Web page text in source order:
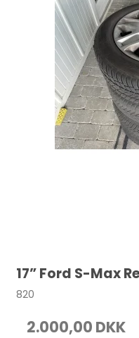
17” Ford S-Max
820
2.000,00 DKK